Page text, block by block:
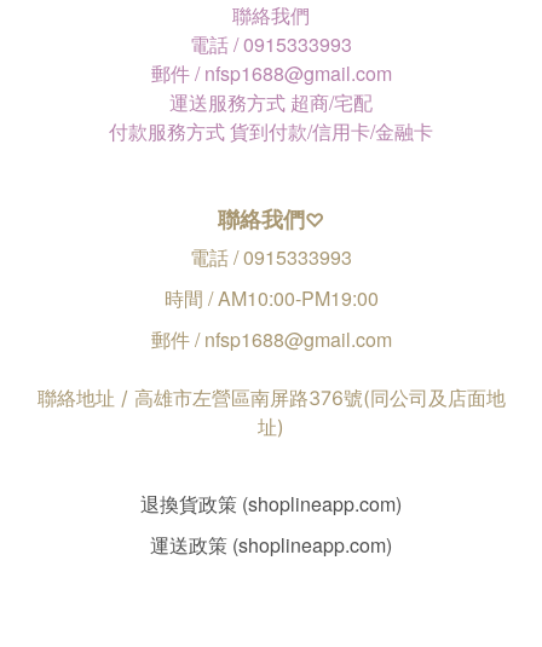
聯絡我們
電話 / 0915333993
郵件 / nfsp1688@gmail.com
運送服務方式 超商/宅配
付款服務方式 貨到付款/信用卡/金融卡
聯絡我們♡
電話 / 0915333993
時間 / AM10:00-PM19:00
郵件 / nfsp1688@gmail.com
聯絡地址 / 高雄市左營區南屏路376號(同公司及店面地
址)
退換貨政策 (shoplineapp.com)
運送政策 (shoplineapp.com)